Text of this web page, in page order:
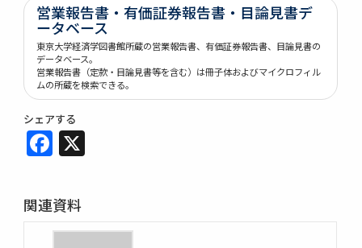
営業報告書・有価証券報告書・目論見書デ
ータベース
東京大学経済学図書館所蔵の営業報告書、有価証券報告書、目論見書の
データベース。
営業報告書（定款・目論見書等を含む）は冊子体およびマイクロフィル
ムの所蔵を検索できる。
シェアする
Facebook
関連資料